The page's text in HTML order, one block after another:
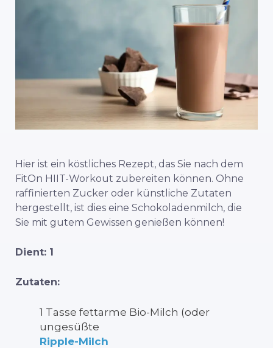
Hier ist ein köstliches Rezept, das Sie nach dem
FitOn HIIT-Workout zubereiten können. Ohne
raffinierten Zucker oder künstliche Zutaten
hergestellt, ist dies eine Schokoladenmilch, die
Sie mit gutem Gewissen genießen können!
Dient: 1
Zutaten:
1 Tasse fettarme Bio-Milch (oder
ungesüßte
Ripple-Milch